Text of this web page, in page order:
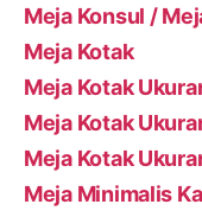
Meja Konsul /
Meja Kotak
Meja Kotak
Meja Kotak
Meja Kotak
Meja Minimalis